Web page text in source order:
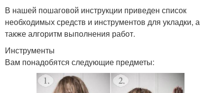
В нашей пошаговой инструкции приведен список
необходимых средств и инструментов для укладки, а
также алгоритм выполнения работ.
Инструменты
Вам понадобятся следующие предметы: